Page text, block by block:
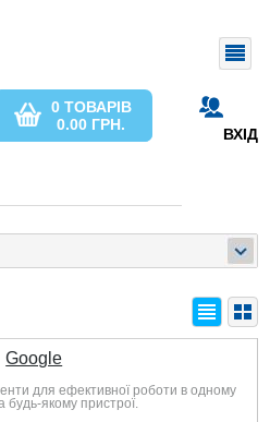
ВХІД
0 ТОВАРІВ
0.00 ГРН.
Google
для ефективної роботи в одному
будь-якому пристрої.